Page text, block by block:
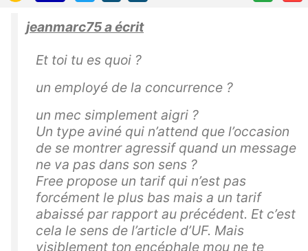
jeanmarc75 a écrit
Et toi tu es quoi ?
un employé de la concurrence ?
un mec simplement aigri ?
Un type aviné qui n’attend que l’occasion
de se montrer agressif quand un message
ne va pas dans son sens ?
Free propose un tarif qui n’est pas
forcément le plus bas mais a un tarif
abaissé par rapport au précédent. Et c’est
cela le sens de l’article d’UF. Mais
visiblement ton encéphale mou ne te